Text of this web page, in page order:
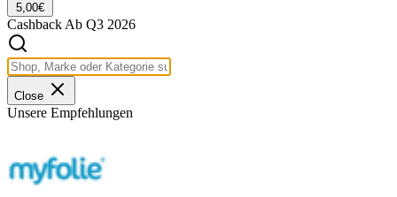
5,00€
CashbackAb Q3 2026
Close
Unsere Empfehlungen